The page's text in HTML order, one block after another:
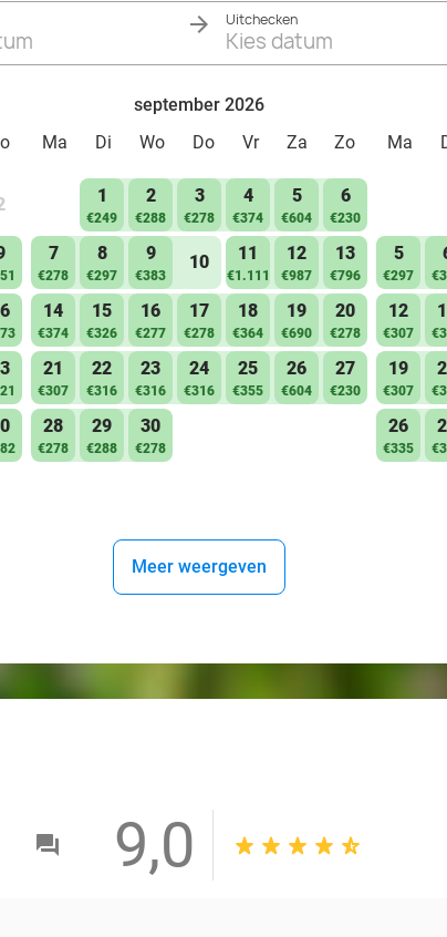
Uitchecken
Kies datum
september 2026
Ma
Di Wo Do Vr Za Zo
1
€249
2
€288
3
€278
4
€374
5
€604
6
€230
7
€278
8
€297
9
€383
10 11
€1.111
12
€987
13
€796
14
€374
15
€326
16
€277
17
€278
18
€364
19
€690
20
€278
21
€307
22
€316
23
€316
24
€316
25
€355
26
€604
27
€230
28
€278
29
€288
30
€278
Ma
5
€297
12
€307
19
€307
26
€335
Meer weergeven
9,0